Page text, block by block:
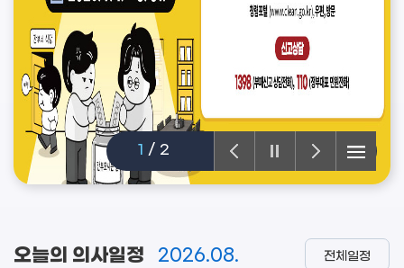
1 / 2
오늘의 의사일정 2026.08. 전체일정